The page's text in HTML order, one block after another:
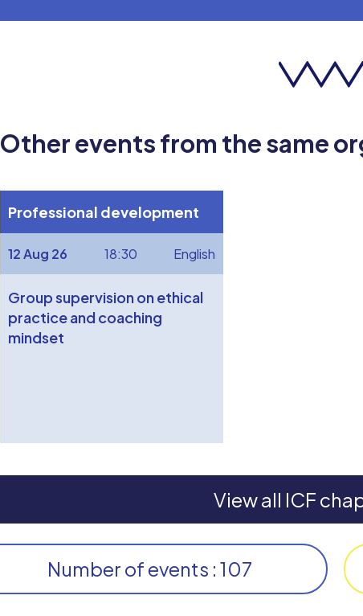
Other events from the same
Professional development
12 Aug 26 18:30 English
Group supervision on ethical
practice and coaching
mindset
View all ICF
Number of events : 107